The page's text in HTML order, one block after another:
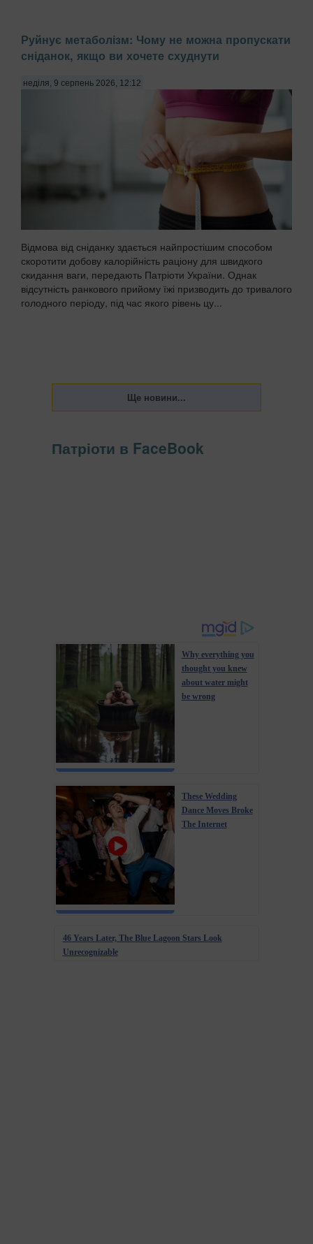
Руйнує метаболізм: Чому не можна пропускати
сніданок, якщо ви хочете схуднути
неділя, 9 серпень 2026, 12:12
Відмова від сніданку здається найпростішим способом
скоротити добову калорійність раціону для швидкого
скидання ваги, передають Патріоти України. Однак
відсутність ранкового прийому їжі призводить до тривалого
голодного періоду, під час якого рівень цу...
Патріоти в FaceBook
Why everything you
thought you knew
about water might
be wrong
These Wedding
Dance Moves Broke
The Internet
46 Years Later, The Blue Lagoon Stars Look
Unrecognizable